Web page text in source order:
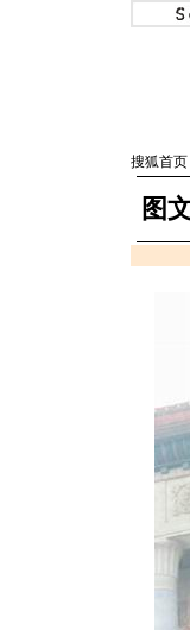
搜狐首页
图